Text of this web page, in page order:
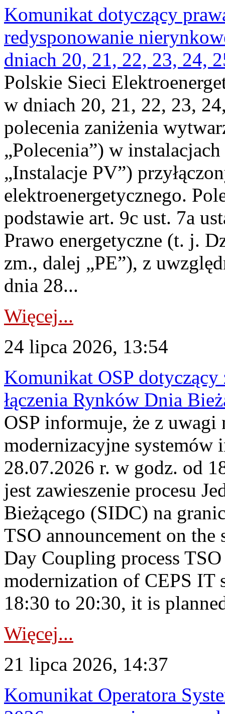
Komunikat dotyczący
redysponowanie
dniach 20, 21, 22, 23, 24,
Polskie Sieci
w dniach 20, 21, 22, 23,
polecenia zaniżenia
„Polecenia”) w
„Instalacje PV”)
elektroenergetycznego.
podstawie art. 9c ust. 7a
Prawo energetyczne (t. j.
zm., dalej „PE”), z
dnia 28...
Więcej...
24 lipca 2026, 13:54
Komunikat OSP dotyczący
łączenia Rynków Dnia
OSP informuje, że z uwagi
modernizacyjne
28.07.2026 r. w godz. od
jest zawieszenie procesu
Bieżącego (SIDC) na
TSO announcement on
Day Coupling process
modernization of CEPS IT
18:30 to 20:30, it is
Więcej...
21 lipca 2026, 14:37
Komunikat Operatora